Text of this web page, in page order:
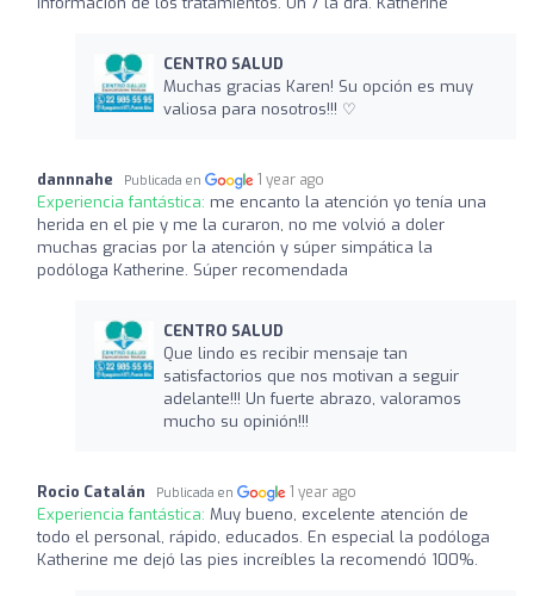
CENTRO SALUD
Muchas gracias Karen! Su opción es muy
valiosa para nosotros!!! ♡
dannnahe Publicada en 1 year ago
Experiencia fantástica: me encanto la atención yo tenía una
herida en el pie y me la curaron, no me volvió a doler
muchas gracias por la atención y súper simpática la
podóloga Katherine. Súper recomendada
CENTRO SALUD
Que lindo es recibir mensaje tan
satisfactorios que nos motivan a seguir
adelante!!! Un fuerte abrazo, valoramos
mucho su opinión!!!
Rocio Catalán Publicada en 1 year ago
Experiencia fantástica: Muy bueno, excelente atención de
todo el personal, rápido, educados. En especial la podóloga
Katherine me dejó las pies increíbles la recomendó 100%.